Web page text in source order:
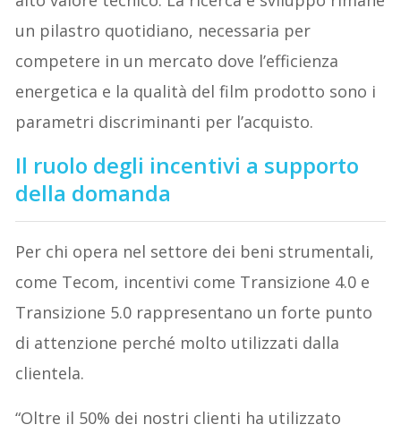
un pilastro quotidiano, necessaria per
competere in un mercato dove l’efficienza
energetica e la qualità del film prodotto sono i
parametri discriminanti per l’acquisto.
Il ruolo degli incentivi a supporto
della domanda
Per chi opera nel settore dei beni strumentali,
come Tecom, incentivi come Transizione 4.0 e
Transizione 5.0 rappresentano un forte punto
di attenzione perché molto utilizzati dalla
clientela.
“Oltre il 50% dei nostri clienti ha utilizzato